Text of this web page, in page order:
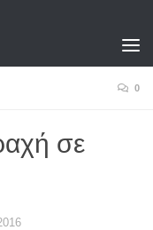
0
σε